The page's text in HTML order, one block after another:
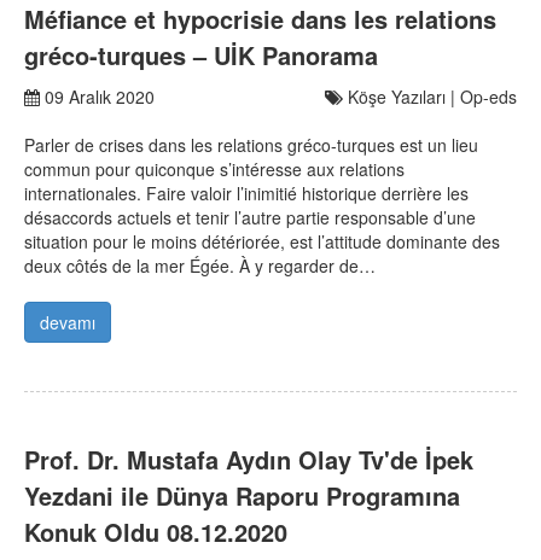
Méfiance et hypocrisie dans les relations
gréco-turques – UİK Panorama
09 Aralık 2020
Köşe Yazıları | Op-eds
Parler de crises dans les relations gréco-turques est un lieu
commun pour quiconque s’intéresse aux relations
internationales. Faire valoir l’inimitié historique derrière les
désaccords actuels et tenir l’autre partie responsable d’une
situation pour le moins détériorée, est l’attitude dominante des
deux côtés de la mer Égée. À y regarder de…
devamı
Prof. Dr. Mustafa Aydın Olay Tv'de İpek
Yezdani ile Dünya Raporu Programına
Konuk Oldu 08.12.2020